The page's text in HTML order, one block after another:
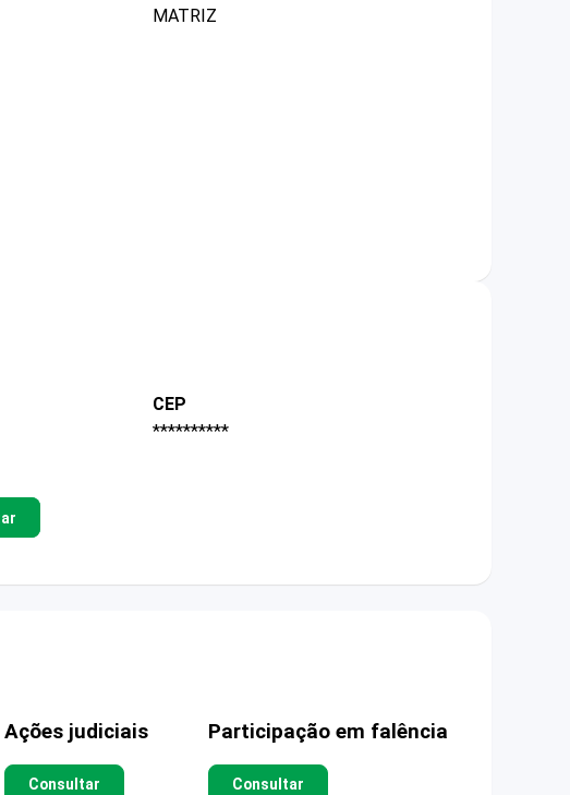
MATRIZ
CEP
**********
Ações judiciais
Consultar
Participação em falência
Consultar